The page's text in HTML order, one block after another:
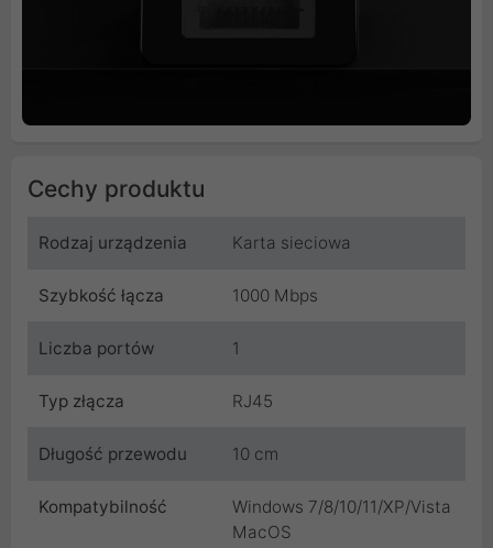
Cechy produktu
Rodzaj urządzenia Karta sieciowa
Szybkość łącza 1000 Mbps
Liczba portów 1
Typ złącza RJ45
Długość przewodu 10 cm
Kompatybilność
Windows 7/8/10/11/XP/Vista
MacOS